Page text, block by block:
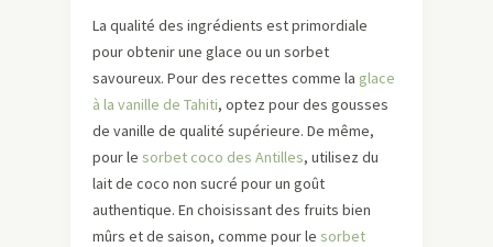
La qualité des ingrédients est primordiale
pour obtenir une glace ou un sorbet
savoureux. Pour des recettes comme la glace
à la vanille de Tahiti, optez pour des gousses
de vanille de qualité supérieure. De même,
pour le sorbet coco des Antilles, utilisez du
lait de coco non sucré pour un goût
authentique. En choisissant des fruits bien
mûrs et de saison, comme pour le sorbet